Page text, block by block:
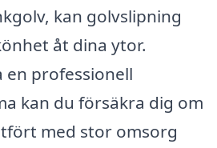
kan golvslipning
åt dina ytor.
en professionell
kan du försäkra dig om
med stor omsorg